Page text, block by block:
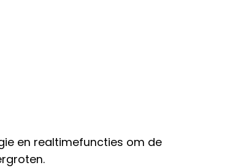
en realtimefuncties om de